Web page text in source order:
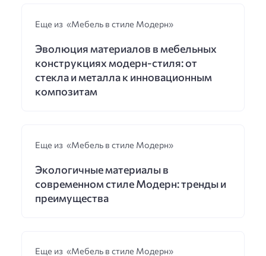
Еще из «Мебель в стиле Модерн»
Эволюция материалов в мебельных
конструкциях модерн-стиля: от
стекла и металла к инновационным
композитам
Еще из «Мебель в стиле Модерн»
Экологичные материалы в
современном стиле Модерн: тренды и
преимущества
Еще из «Мебель в стиле Модерн»